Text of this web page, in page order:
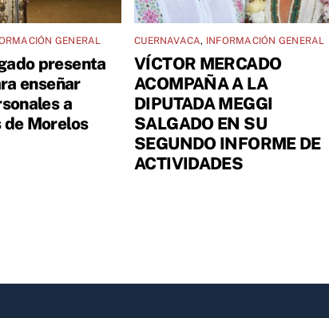
GENERAL
presenta
enseñar
a
Morelos
CUERNAVACA, INFORMACIÓN GENERAL
VÍCTOR MERCADO
ACOMPAÑA A LA
DIPUTADA MEGGI
SALGADO EN SU
SEGUNDO INFORME DE
ACTIVIDADES